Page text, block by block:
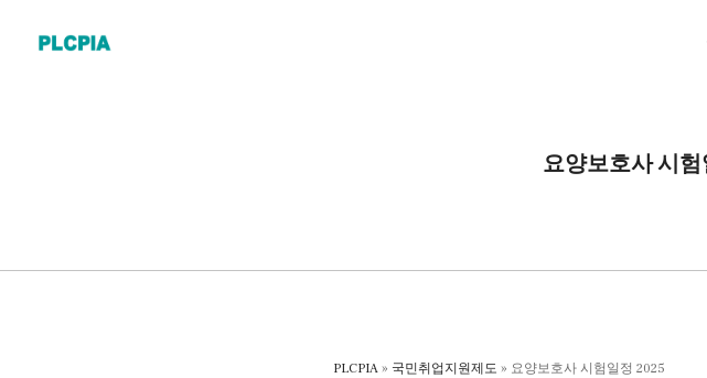
요양보호사 시
PLCPIA » 국민취업지원제도 » 요양보호사 시험일정 2025